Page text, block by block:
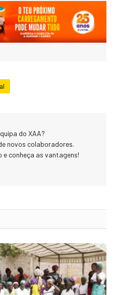
do XAA?
novos colaboradores.
conheça as vantagens!